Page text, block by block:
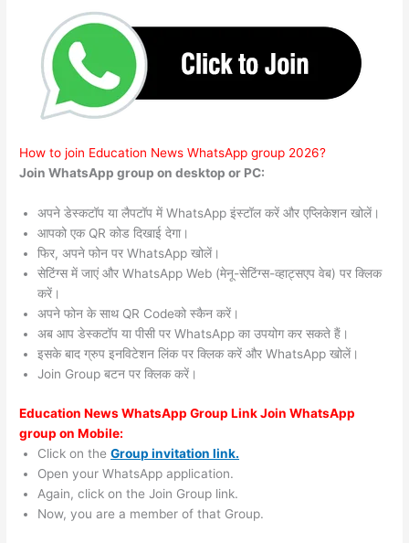
How to join Education News WhatsApp group 2026?
Join WhatsApp group on desktop or PC:
अपने डेस्कटॉप या लैपटॉप में WhatsApp इंस्टॉल करें और एप्लिकेशन खोलें।
आपको एक QR कोड दिखाई देगा।
फिर, अपने फोन पर WhatsApp खोलें।
सेटिंग्स में जाएं और WhatsApp Web (मेनू-सेटिंग्स-व्हाट्सएप वेब) पर क्लिक
करें।
अपने फोन के साथ QR Codeको स्कैन करें।
अब आप डेस्कटॉप या पीसी पर WhatsApp का उपयोग कर सकते हैं।
इसके बाद ग्रुप इनविटेशन लिंक पर क्लिक करें और WhatsApp खोलें।
Join Group बटन पर क्लिक करें।
Education News WhatsApp Group Link Join WhatsApp
group on Mobile:
Click on theGroup invitation link.
Open your WhatsApp application.
Again, click on the Join Group link.
Now, you are a member of that Group.